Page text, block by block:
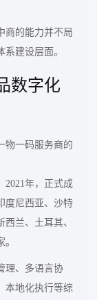
商的能力并不局
建设层面。
数字化
物一码服务商的
2021年，正式成
度尼西亚、沙特
兰、土耳其、
理、多语言协
本地化执行等综